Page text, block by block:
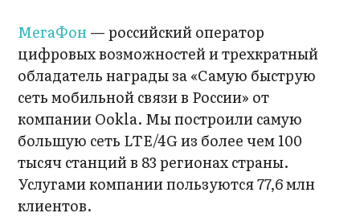
МегаФон— российский оператор
цифровых возможностей и трехкратный
обладатель награды за «Самую быструю
сеть мобильной связи в России» от
компании Ookla. Мы построили самую
большую сеть LTE/4G из более чем 100
тысяч станций в 83 регионах страны.
Услугами компании пользуются 77,6 млн
клиентов.